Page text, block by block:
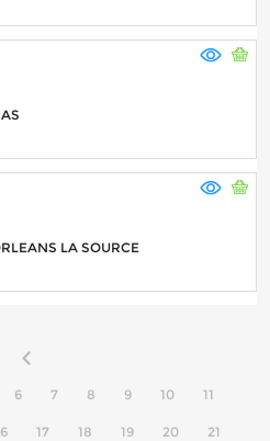
LA SOURCE
6 7 8 9 10 11
17 18 19 20 21